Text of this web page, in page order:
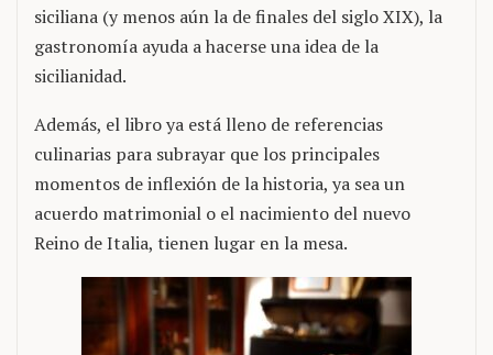
siciliana (y menos aún la de finales del siglo XIX), la
gastronomía ayuda a hacerse una idea de la
sicilianidad.
Además, el libro ya está lleno de referencias
culinarias para subrayar que los principales
momentos de inflexión de la historia, ya sea un
acuerdo matrimonial o el nacimiento del nuevo
Reino de Italia, tienen lugar en la mesa.